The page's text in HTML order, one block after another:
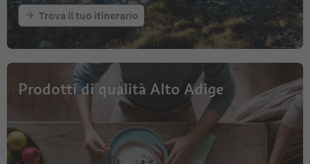
Trova il tuo itinerario
Prodotti di qualità Alto Adige